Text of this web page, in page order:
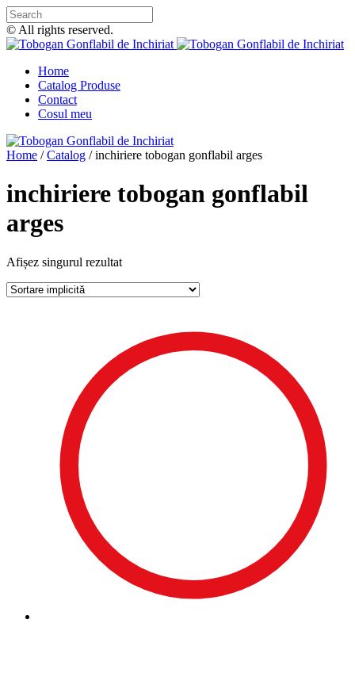
© All rights reserved.
Home
Catalog Produse
Contact
Cosul meu
Home / Catalog /inchiriere tobogan gonflabil arges
inchiriere tobogan gonflabil
arges
Afișez singurul rezultat